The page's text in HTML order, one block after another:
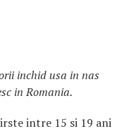
inchid usa in nas
in Romania.
intre 15 si 19 ani